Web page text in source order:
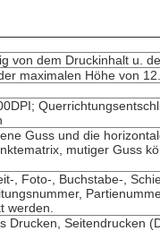
von dem Druckinhalt u.
maximalen Höhe von
Guss und die
mutiger Guss
, Foto-, Buchstabe-,
werden.
Drucken, Seitendrucken